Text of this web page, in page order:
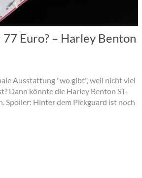
Euro? – Harley Benton
Ausstattung "wo gibt", weil nicht viel
Dann könnte die Harley Benton ST-
Spoiler: Hinter dem Pickguard ist noch